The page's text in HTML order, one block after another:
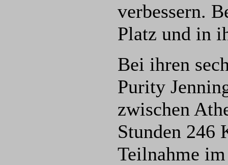
verbessern.
Platz und in
Bei ihren
Purity
zwischen
Stunden 246
Teilnahme im